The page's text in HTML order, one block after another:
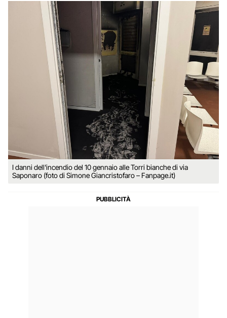
I danni dell'incendio del 10 gennaio alle Torri bianche di via
Saponaro (foto di Simone Giancristofaro – Fanpage.it)